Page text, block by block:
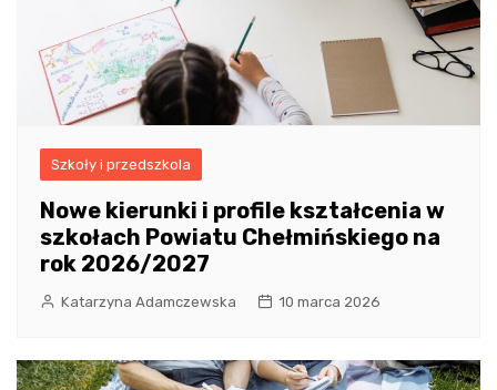
Szkoły i przedszkola
Nowe kierunki i profile kształcenia w
szkołach Powiatu Chełmińskiego na
rok 2026/2027
Katarzyna Adamczewska 10 marca 2026